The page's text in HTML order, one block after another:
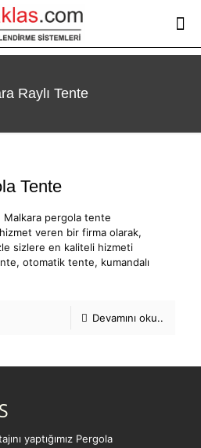
Raylı Tente
Tente
Malkara pergola tente
veren bir firma olarak,
sizlere en kaliteli hizmeti
otomatik tente, kumandalı
Devamını oku..
yaptığımız Pergola